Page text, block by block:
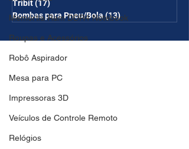
Memórtia Ram DDR4 Notebook
Roupas e Acessórios
Robô Aspirador
Mesa para PC
Impressoras 3D
Veículos de Controle Remoto
Relógios
Tribit(17)17 posts
Bombas para Pneu/Bola(13)13 posts